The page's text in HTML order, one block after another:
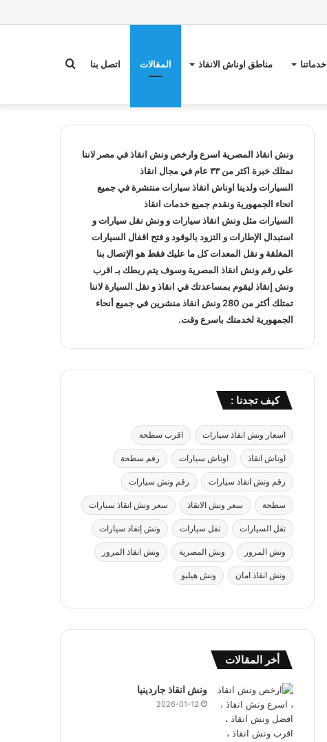
خدماتنا مناطق اوناش الانقاذ المقالات اتصل بنا
ونش انقاذ المصرية اسرع وارخصونش انقاذفي مصر لاننا
نمتلك خبرة اكثر من ٣٣ عام في مجال
انقاذ
السياراتولدينا اوناش انقاذ سياراتمنتشرة في جميع
انحاء الجمهورية ونقدم جميع خدمات انقاذ
السياراتمثلونش انقاذ سياراتوونش نقل سياراتو
استبدال الإطارات و التزود بالوقود و فتح اقفال السيارات
المغلقة و نقل المعدات كل ما عليك فقط هو الإتصال بنا
عليرقم ونش انقاذ المصرية وسوف يتم ربطك بـ اقرب
ونش إنقاذليقوم بمساعدتك في انقاذ و نقل السيارة لاننا
تمتلك أكثر من 280
ونش انقاذمنشرين في جميع أنحاء
الجمهورية لخدمتك باسرع وقت.
كيف تجدنا :
اسعار ونش انقاذ سيارات اقرب سطحة
اوناش انقاذ اوناش سيارات رقم سطحة
رقم ونش انقاذ سيارات رقم ونش سيارات
سطحة سعر ونش الانقاذ سعر ونش انقاذ سيارات
نقل السيارات نقل سيارات ونش إنقاذ سيارات
ونش المرور ونش المصرية ونش انقاذ المرور
ونش انقاذ امان ونش هيلبو
أخر المقالات
ونش انقاذ جاردينيا
2026-01-12